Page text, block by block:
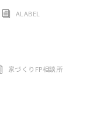
ALABEL
家づくりFP相談所